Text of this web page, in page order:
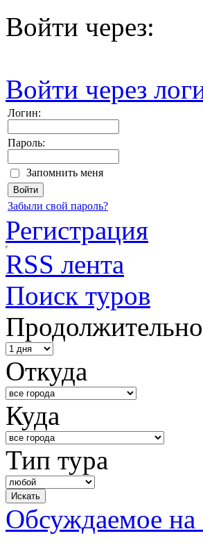
Войти через:
Войти через
Логин:
Пароль:
Запомнить меня
Забыли свой пароль?
Регистрация
RSS лента
Поиск туров
Откуда
Куда
Тип тура
Обсуждаемое